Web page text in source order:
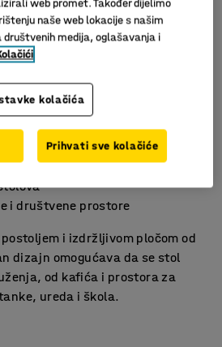
za održavanje
i društvene prostore
i izdržljivom pločom od
dizajn omogućava da se stol
od kafića i prostora za
ureda i škola.
web promet. Također dijelimo
naše web lokacije s našim
medija, oglašavanja i
kolačića
Prihvati sve kolačiće